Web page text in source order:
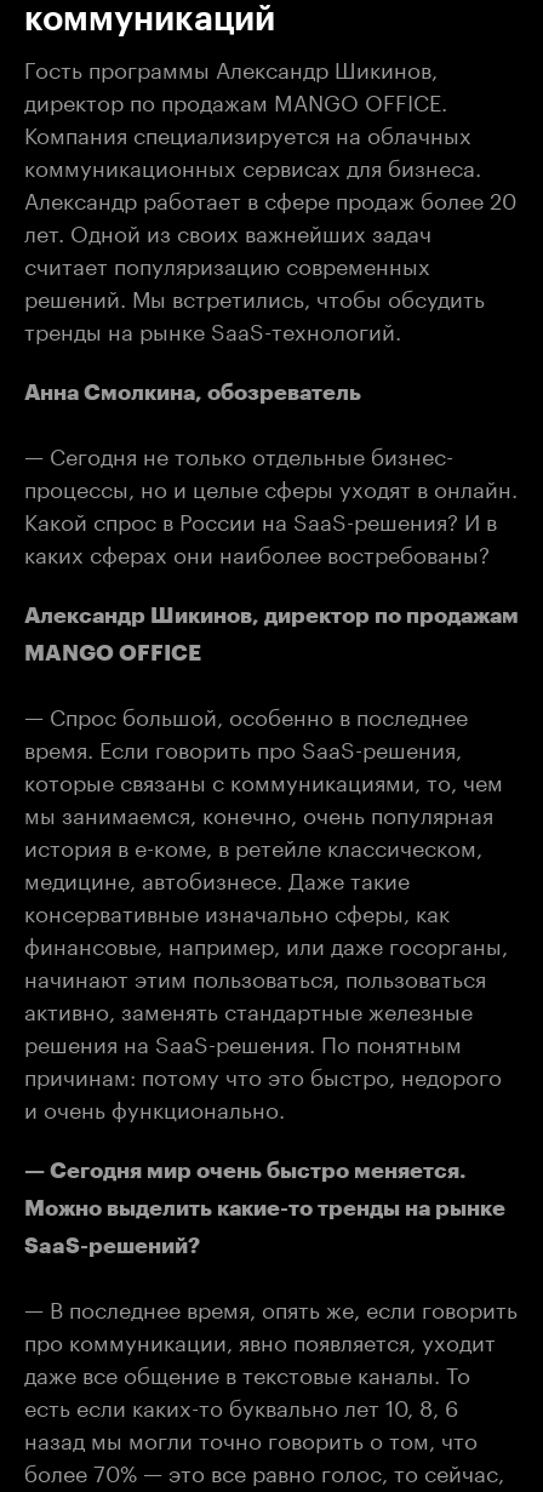
коммуникаций
Гость программы Александр Шикинов,
директор по продажам MANGO OFFICE.
Компания специализируется на облачных
коммуникационных сервисах для бизнеса.
Александр работает в сфере продаж более 20
лет. Одной из своих важнейших задач
считает популяризацию современных
решений. Мы встретились, чтобы обсудить
тренды на рынке SaaS-технологий.
Анна Смолкина, обозреватель
— Сегодня не только отдельные бизнес-
процессы, но и целые сферы уходят в онлайн.
Какой спрос в России на SaaS-решения? И в
каких сферах они наиболее востребованы?
Александр Шикинов, директор по продажам
MANGO OFFICE
— Спрос большой, особенно в последнее
время. Если говорить про SaaS-решения,
которые связаны с коммуникациями, то, чем
мы занимаемся, конечно, очень популярная
история в е-коме, в ретейле классическом,
медицине, автобизнесе. Даже такие
консервативные изначально сферы, как
финансовые, например, или даже госорганы,
начинают этим пользоваться, пользоваться
активно, заменять стандартные железные
решения на SaaS-решения. По понятным
причинам: потому что это быстро, недорого
и очень функционально.
— Сегодня мир очень быстро меняется.
Можно выделить какие-то тренды на рынке
SaaS-решений?
— В последнее время, опять же, если говорить
про коммуникации, явно появляется, уходит
даже все общение в текстовые каналы. То
есть если каких-то буквально лет 10, 8, 6
назад мы могли точно говорить о том, что
более 70% — это все равно голос, то сейчас,